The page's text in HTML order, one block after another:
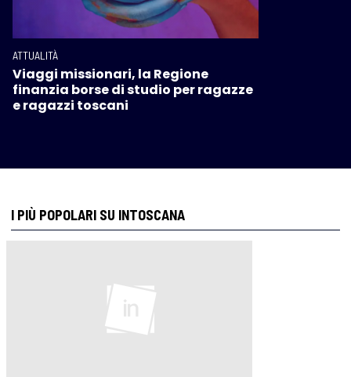
ATTUALITÀ
Viaggi missionari, la Regione
finanzia borse di studio per ragazze
e ragazzi toscani
I PIÙ POPOLARI SU INTOSCANA